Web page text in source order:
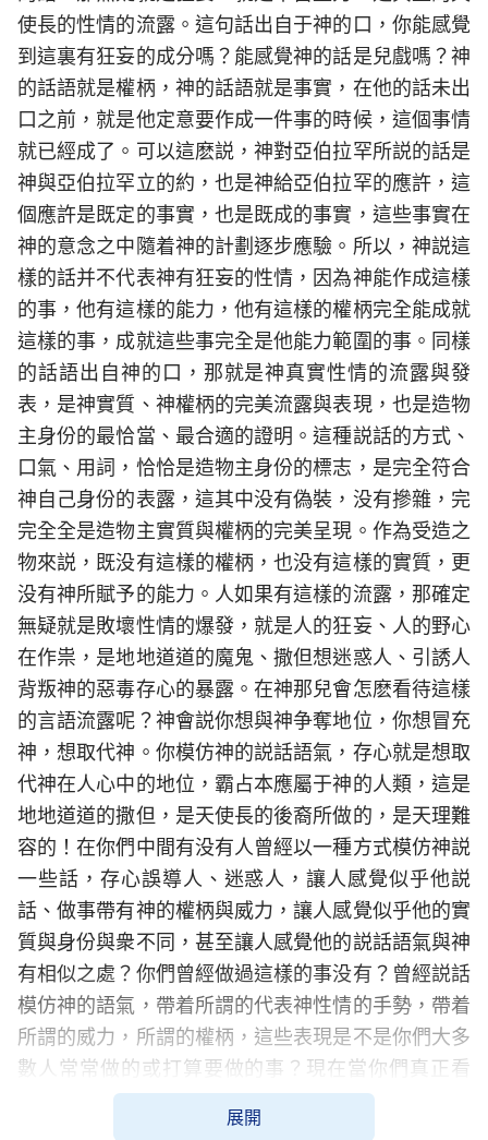
使長的性情的流露。這句話出自于神的口，你能感覺
到這裏有狂妄的成分嗎？能感覺神的話是兒戲嗎？神
的話語就是權柄，神的話語就是事實，在他的話未出
口之前，就是他定意要作成一件事的時候，這個事情
就已經成了。可以這麽説，神對亞伯拉罕所説的話是
神與亞伯拉罕立的約，也是神給亞伯拉罕的應許，這
個應許是既定的事實，也是既成的事實，這些事實在
神的意念之中隨着神的計劃逐步應驗。所以，神説這
樣的話并不代表神有狂妄的性情，因為神能作成這樣
的事，他有這樣的能力，他有這樣的權柄完全能成就
這樣的事，成就這些事完全是他能力範圍的事。同樣
的話語出自神的口，那就是神真實性情的流露與發
表，是神實質、神權柄的完美流露與表現，也是造物
主身份的最恰當、最合適的證明。這種説話的方式、
口氣、用詞，恰恰是造物主身份的標志，是完全符合
神自己身份的表露，這其中没有偽裝，没有摻雜，完
完全全是造物主實質與權柄的完美呈現。作為受造之
物來説，既没有這樣的權柄，也没有這樣的實質，更
没有神所賦予的能力。人如果有這樣的流露，那確定
無疑就是敗壞性情的爆發，就是人的狂妄、人的野心
在作祟，是地地道道的魔鬼、撒但想迷惑人、引誘人
背叛神的惡毒存心的暴露。在神那兒會怎麽看待這樣
的言語流露呢？神會説你想與神争奪地位，你想冒充
神，想取代神。你模仿神的説話語氣，存心就是想取
代神在人心中的地位，霸占本應屬于神的人類，這是
地地道道的撒但，是天使長的後裔所做的，是天理難
容的！在你們中間有没有人曾經以一種方式模仿神説
一些話，存心誤導人、迷惑人，讓人感覺似乎他説
話、做事帶有神的權柄與威力，讓人感覺似乎他的實
質與身份與衆不同，甚至讓人感覺他的説話語氣與神
有相似之處？你們曾經做過這樣的事没有？曾經説話
模仿神的語氣，帶着所謂的代表神性情的手勢，帶着
所謂的威力，所謂的權柄，這些表現是不是你們大多
數人常常做的或打算要做的事？現在當你們真正看
到、見識到、認識了造物主權柄的時候，再回想當初
你們所做的、所流露的，是否感覺噁心呢？是否認識
展開